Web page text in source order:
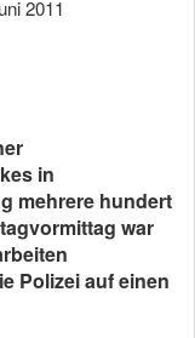
2011
in
mehrere hundert
war
Polizei auf einen